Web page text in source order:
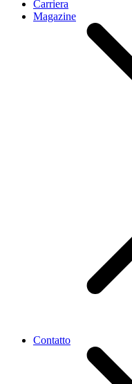
Carriera
Magazine
Contatto